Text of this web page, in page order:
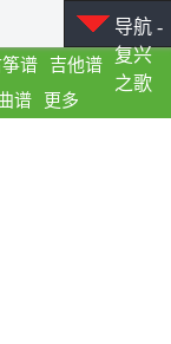
谱
吉他谱
谱 更多
导航 -
复兴
之歌